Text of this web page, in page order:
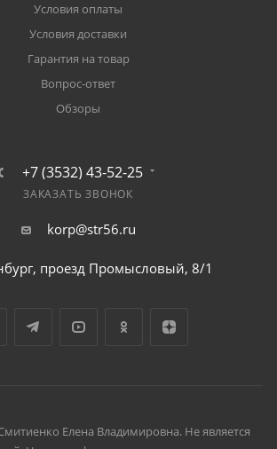
Условия оплаты
Условия доставки
Гарантия на товар
Вопрос-ответ
Обзоры
+7 (3532) 43-52-25
ЗАКАЗАТЬ ЗВОНОК
korp@str56.ru
проезд Промысловый, 8/1
Елена Владимировна. Не является